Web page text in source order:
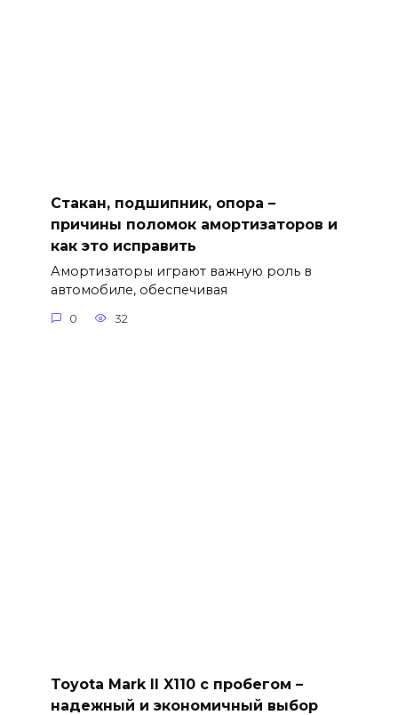
Стакан, подшипник, опора –
причины поломок амортизаторов и
как это исправить
Амортизаторы играют важную роль в
автомобиле, обеспечивая
0 32
Toyota Mark II X110 с пробегом –
надежный и экономичный выбор